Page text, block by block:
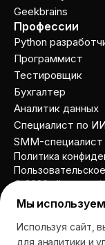
Geekbrains
Профессии
Python
Программист
Тестировщик
Бухгалтер
Аналитик данных
Специалист по ИИ
SMM-специалист
© 2026
Политика
Мы
Используя сайт,
для аналитики и